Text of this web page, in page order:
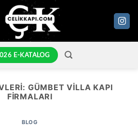
E-KATALOG
GÜMBET VILLA KAPI
FIRMALARI
BLOG